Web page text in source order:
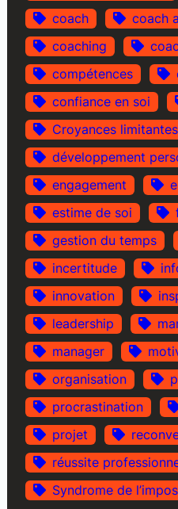
coach
coach
coaching
compétences
confiance en soi
Croyances limitantes
développement
engagement
estime de soi
gestion du temps
incertitude
innovation
leadership
manager
organisation
procrastination
projet
réussite
Syndrome de